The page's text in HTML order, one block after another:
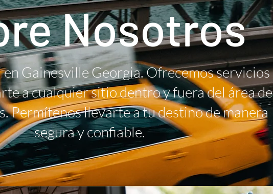
Nosotros
Gainesville Georgia. Ofrecemos servicios
a cualquier sitio dentro y fuera del área de
Permítenos llevarte a tu destino de manera
segura y confiable.